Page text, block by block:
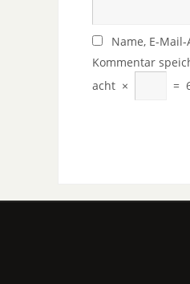
Name, E-
Kommentar
acht × =